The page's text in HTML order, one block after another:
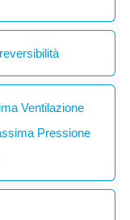
Ventilazione
Pressione